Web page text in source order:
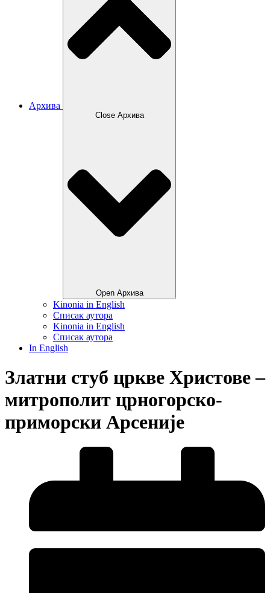
Архива
Close Архива
Open Архива
Kinonia in English
Списак аутора
Kinonia in English
Списак аутора
In English
Златни стуб цркве Христове –
митрополит црногорско-
приморски Арсеније